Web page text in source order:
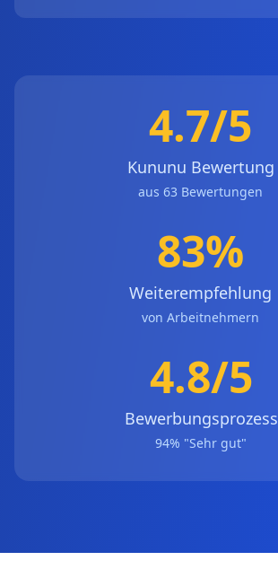
4.7/5
Kununu Bewertung
aus 63 Bewertungen
83%
Weiterempfehlung
von Arbeitnehmern
4.8/5
Bewerbungsprozess
94% "Sehr gut"